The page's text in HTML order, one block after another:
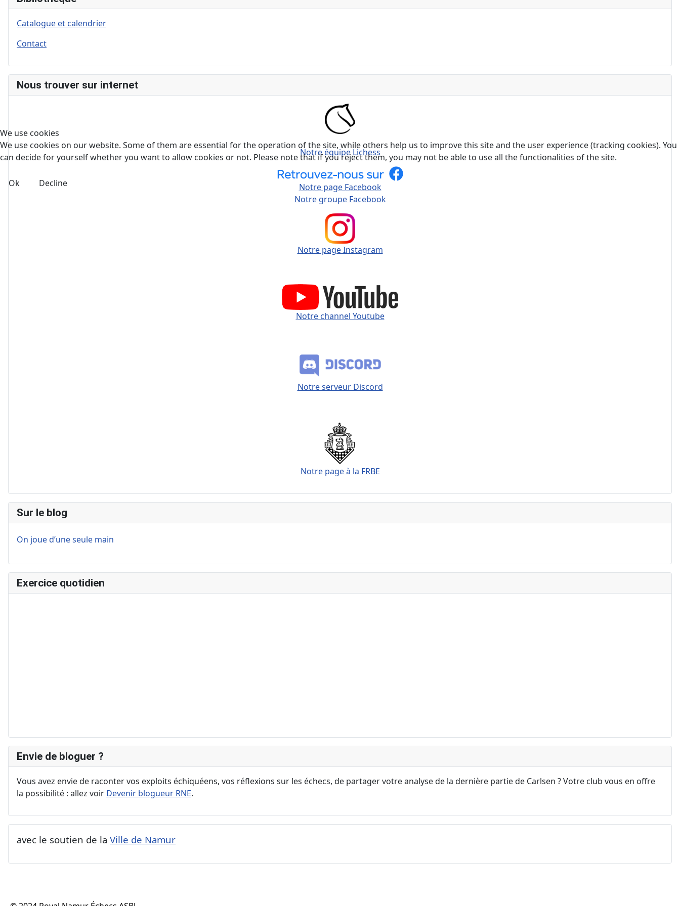
Catalogue et calendrier
Contact
Nous trouver sur internet
Notre équipe Lichess
Notre page Facebook
Notre groupe Facebook
Notre page Instagram
Notre channel Youtube
Notre serveur Discord
Notre page à la FRBE
Sur le blog
On joue d’une seule main
Exercice quotidien
Envie de bloguer ?
Vous avez envie de raconter vos exploits échiquéens, vos réflexions sur les échecs, de partager votre analyse de la dernière partie de Carlsen ? Votre club vous en offre
la possibilité : allez voir Devenir blogueur RNE.
avec le soutien de la Ville de Namur
We use cookies
We use cookies on our website. Some of them are essential for the operation of the site, while others help us to improve this site and the user experience (tracking cookies). You
can decide for yourself whether you want to allow cookies or not. Please note that if you reject them, you may not be able to use all the functionalities of the site.
Ok Decline